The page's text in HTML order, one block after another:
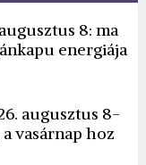
8: ma
energiája
augusztus 8-
vasárnap hoz